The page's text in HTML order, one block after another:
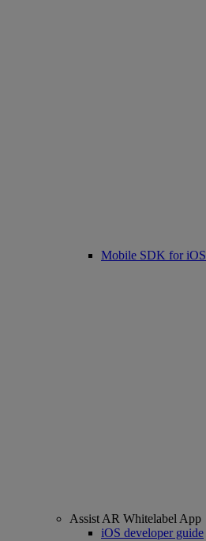
Mobile SDK for iOS
Assist AR Whitelabel App
iOS developer guide